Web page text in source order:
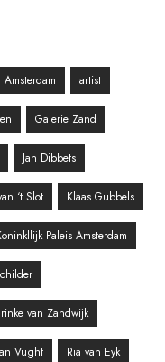
Amsterdam artist
Galerie Zand
Jan Dibbets
‘t Slot Klaas Gubbels
Paleis Amsterdam
van Zandwijk
Vught Ria van Eyk